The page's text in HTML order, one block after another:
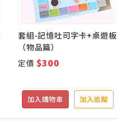
套組-記憶吐司字卡+桌遊板
（物品篇）
定價$300
加入購物車 加入追蹤